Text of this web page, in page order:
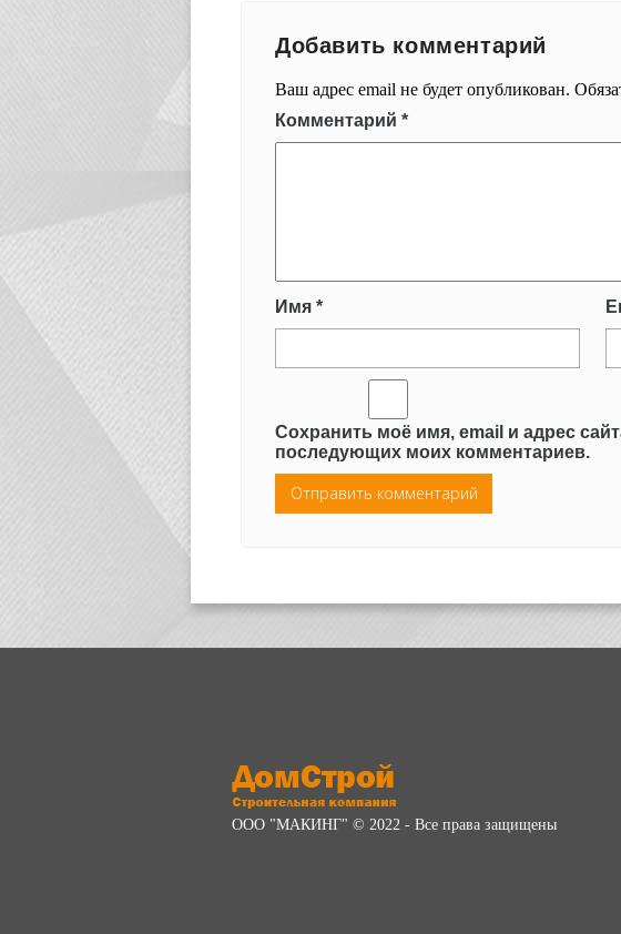
Добавить комментарий
Ваш адрес email не будет опубликован.
Комментарий *
Имя *
Сохранить моё имя, email и адрес
последующих моих комментариев.
ООО "МАКИНГ" © 2022 - Все права защищены